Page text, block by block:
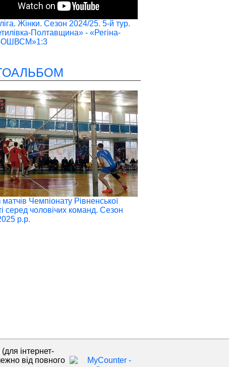
Жінки. Сезон 2024/25. 5-й тур.
Полтавщина» - «Регіна-
ОШВСМ»1:3
Чемпіонату Рівненської
серед чоловічих команд. Сезон
р.р.
інтернет-
від повного